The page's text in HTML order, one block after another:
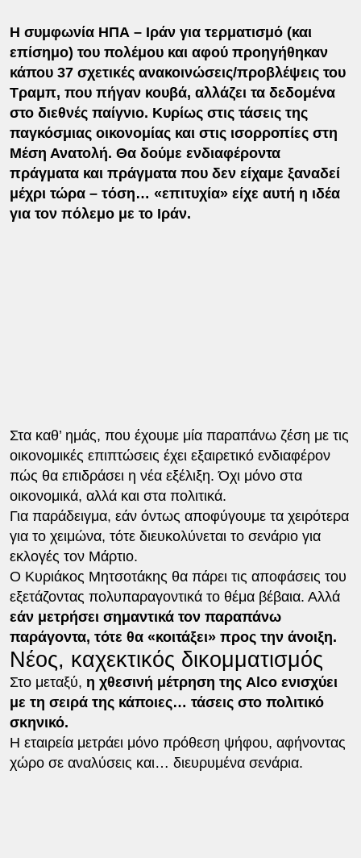
Η συμφωνία ΗΠΑ – Ιράν για τερματισμό (και
επίσημο) του πολέμου και αφού προηγήθηκαν
κάπου 37 σχετικές ανακοινώσεις/προβλέψεις του
Τραμπ, που πήγαν κουβά, αλλάζει τα δεδομένα
στο διεθνές παίγνιο. Κυρίως στις τάσεις της
παγκόσμιας οικονομίας και στις ισορροπίες στη
Μέση Ανατολή. Θα δούμε ενδιαφέροντα
πράγματα και πράγματα που δεν είχαμε ξαναδεί
μέχρι τώρα – τόση… «επιτυχία» είχε αυτή η ιδέα
για τον πόλεμο με το Ιράν.
Στα καθ’ ημάς, που έχουμε μία παραπάνω ζέση με τις
οικονομικές επιπτώσεις έχει εξαιρετικό ενδιαφέρον
πώς θα επιδράσει η νέα εξέλιξη. Όχι μόνο στα
οικονομικά, αλλά και στα πολιτικά.
Για παράδειγμα, εάν όντως αποφύγουμε τα χειρότερα
για το χειμώνα, τότε διευκολύνεται το σενάριο για
εκλογές τον Μάρτιο.
Ο Κυριάκος Μητσοτάκης θα πάρει τις αποφάσεις του
εξετάζοντας πολυπαραγοντικά το θέμα βέβαια. Αλλά
εάν μετρήσει σημαντικά τον παραπάνω
παράγοντα, τότε θα «κοιτάξει» προς την άνοιξη.
Νέος, καχεκτικός δικομματισμός
Στο μεταξύ, η χθεσινή μέτρηση της Alco ενισχύει
με τη σειρά της κάποιες… τάσεις στο πολιτικό
σκηνικό.
Η εταιρεία μετράει μόνο πρόθεση ψήφου, αφήνοντας
χώρο σε αναλύσεις και… διευρυμένα σενάρια.